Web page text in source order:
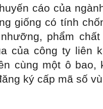
cáo của
giống có tính
phẩm
của công ty liên
cùng một ô
ký cấp mã số